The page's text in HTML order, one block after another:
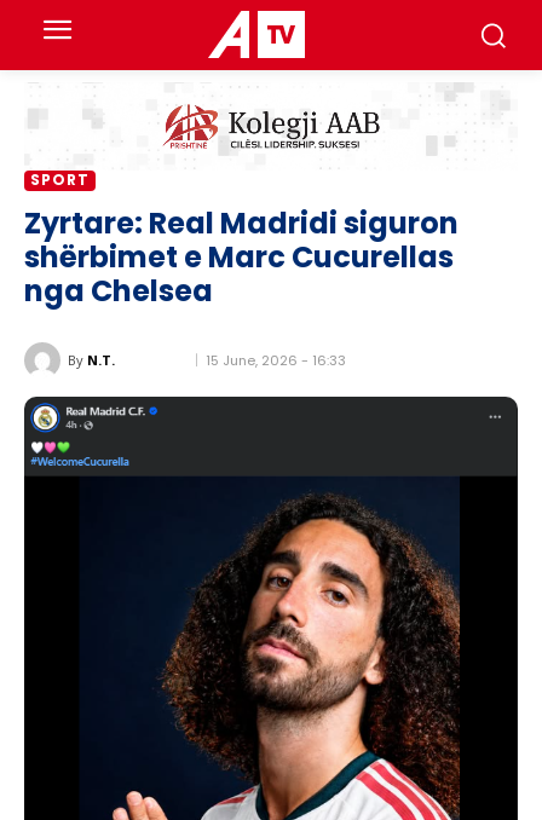
SPORT
Zyrtare: Real Madridi siguron
shërbimet e Marc Cucurellas
nga Chelsea
By N.T. 15 June, 2026 - 16:33